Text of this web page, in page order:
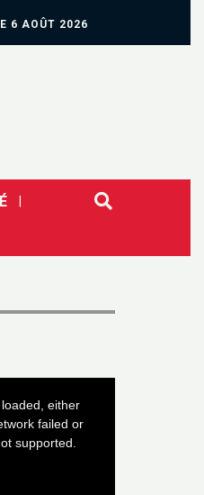
6 AOÛT 2026
either
failed or
supported.